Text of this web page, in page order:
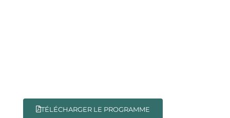
TÉLÉCHARGER LE PROGRAMME